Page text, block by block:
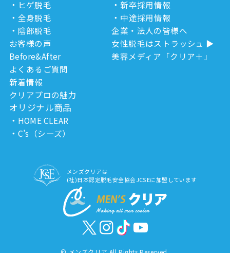
ヒゲ脱毛
全身脱毛
陰部脱毛
お客様の声
Before&After
よくあるご質問
新着情報
クリアプロの魅力
オリジナル商品
HOME CLEAR
C’s（シーズ）
新卒採用情報
中途採用情報
企業・法人の皆様へ
女性脱毛はストラッシュ
美容メディア「クリア＋」
メンズクリアは
(社)日本認定脱毛安全協会JCSEに加盟しています